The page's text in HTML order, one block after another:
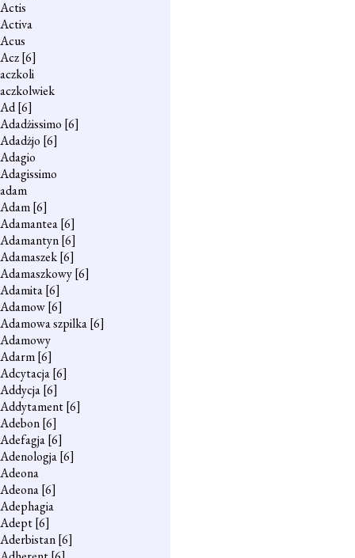
Actis
Activa
Acus
Acz[6]
aczkoli
aczkolwiek
Ad[6]
Adadżissimo [6]
Adadżjo [6]
Adagio
Adagissimo
adam
Adam[6]
Adamantea[6]
Adamantyn[6]
Adamaszek[6]
Adamaszkowy[6]
Adamita[6]
Adamow[6]
Adamowa szpilka[6]
Adamowy
Adarm[6]
Adcytacja[6]
Addycja[6]
Addytament[6]
Adebon[6]
Adefagja[6]
Adenologja[6]
Adeona
Adeona[6]
Adephagia
Adept[6]
Aderbistan[6]